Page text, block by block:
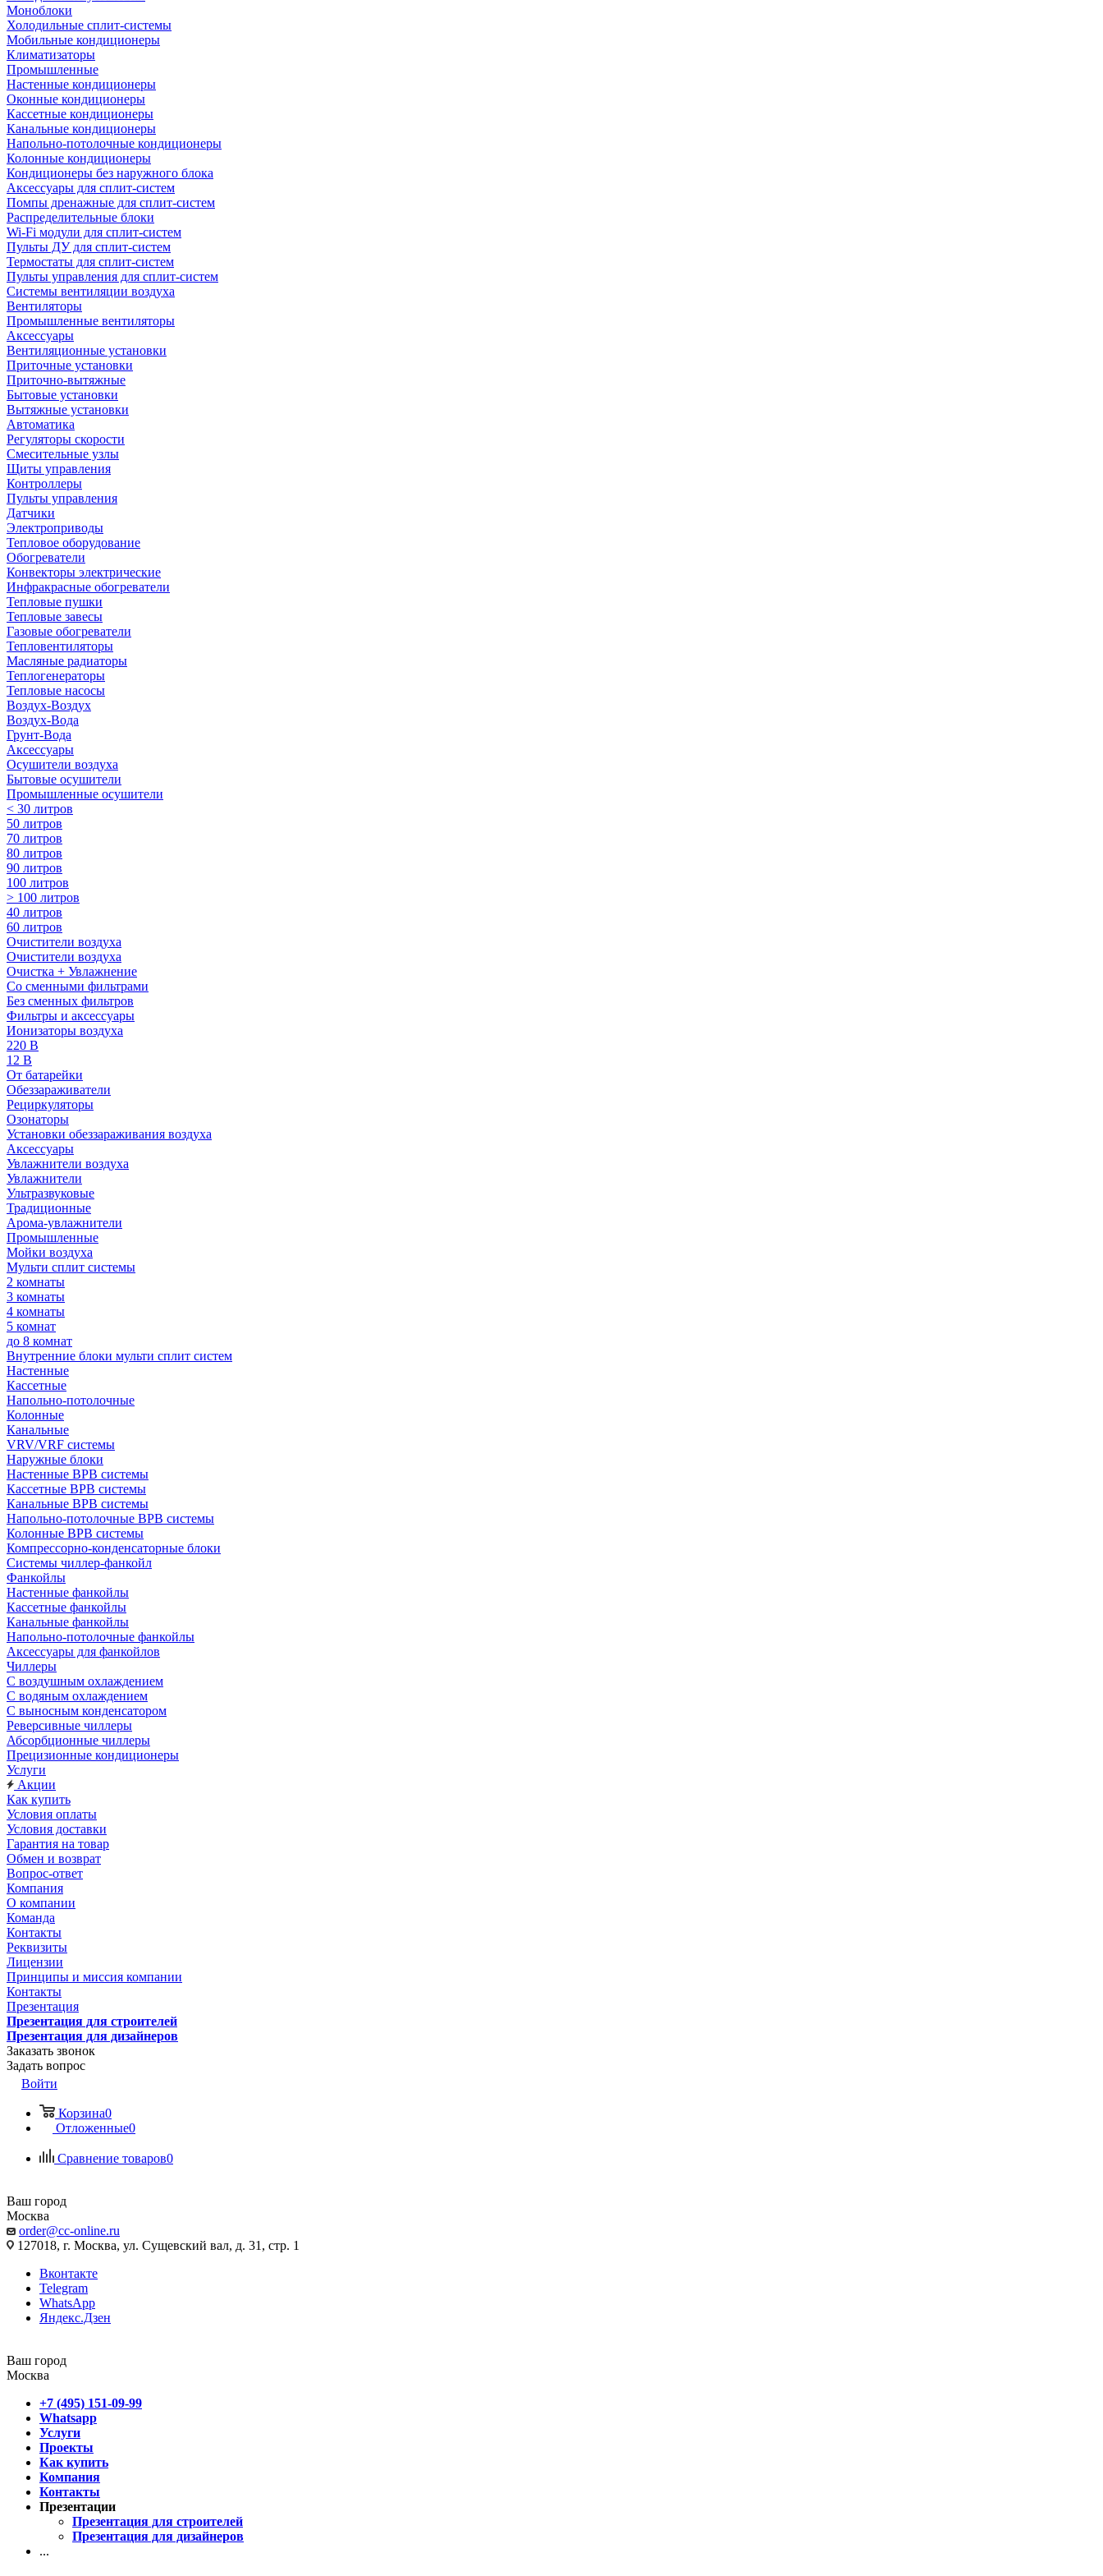
Моноблоки
Холодильные сплит-системы
Мобильные кондиционеры
Климатизаторы
Промышленные
Настенные кондиционеры
Оконные кондиционеры
Кассетные кондиционеры
Канальные кондиционеры
Напольно-потолочные кондиционеры
Колонные кондиционеры
Кондиционеры без наружного блока
Аксессуары для сплит-систем
Помпы дренажные для сплит-систем
Распределительные блоки
Wi-Fi модули для сплит-систем
Пульты ДУ для сплит-систем
Термостаты для сплит-систем
Пульты управления для сплит-систем
Системы вентиляции воздуха
Вентиляторы
Промышленные вентиляторы
Аксессуары
Вентиляционные установки
Приточные установки
Приточно-вытяжные
Бытовые установки
Вытяжные установки
Автоматика
Регуляторы скорости
Смесительные узлы
Щиты управления
Контроллеры
Пульты управления
Датчики
Электроприводы
Тепловое оборудование
Обогреватели
Конвекторы электрические
Инфракрасные обогреватели
Тепловые пушки
Тепловые завесы
Газовые обогреватели
Тепловентиляторы
Масляные радиаторы
Теплогенераторы
Тепловые насосы
Воздух-Воздух
Воздух-Вода
Грунт-Вода
Аксессуары
Осушители воздуха
Бытовые осушители
Промышленные осушители
< 30 литров
50 литров
70 литров
80 литров
90 литров
100 литров
> 100 литров
40 литров
60 литров
Очистители воздуха
Очистители воздуха
Очистка + Увлажнение
Cо сменными фильтрами
Без сменных фильтров
Фильтры и аксессуары
Ионизаторы воздуха
220 В
12 В
От батарейки
Обеззараживатели
Рециркуляторы
Озонаторы
Установки обеззараживания воздуха
Аксессуары
Увлажнители воздуха
Увлажнители
Ультразвуковые
Традиционные
Арома-увлажнители
Промышленные
Мойки воздуха
Мульти сплит системы
2 комнаты
3 комнаты
4 комнаты
5 комнат
до 8 комнат
Внутренние блоки мульти сплит систем
Настенные
Кассетные
Напольно-потолочные
Колонные
Канальные
VRV/VRF системы
Наружные блоки
Настенные ВРВ системы
Кассетные ВРВ системы
Канальные ВРВ системы
Напольно-потолочные ВРВ системы
Колонные ВРВ системы
Компрессорно-конденсаторные блоки
Системы чиллер-фанкойл
Фанкойлы
Настенные фанкойлы
Кассетные фанкойлы
Канальные фанкойлы
Напольно-потолочные фанкойлы
Аксессуары для фанкойлов
Чиллеры
С воздушным охлаждением
С водяным охлаждением
С выносным конденсатором
Реверсивные чиллеры
Абсорбционные чиллеры
Прецизионные кондиционеры
Услуги
Акции
Как купить
Условия оплаты
Условия доставки
Гарантия на товар
Обмен и возврат
Вопрос-ответ
Компания
О компании
Команда
Контакты
Реквизиты
Лицензии
Принципы и миссия компании
Контакты
Презентация
Презентация для строителей
Презентация для дизайнеров
Заказать звонок
Задать вопрос
Войти
Корзина0
Отложенные0
Сравнение товаров0
Ваш город
Москва
order@cc-online.ru
127018, г. Москва, ул. Сущевский вал, д. 31, стр. 1
Вконтакте
Telegram
WhatsApp
Яндекс.Дзен
Ваш город
Москва
+7 (495) 151-09-99
Whatsapp
Услуги
Проекты
Как купить
Компания
Контакты
Презентации
Презентация для строителей
Презентация для дизайнеров
...